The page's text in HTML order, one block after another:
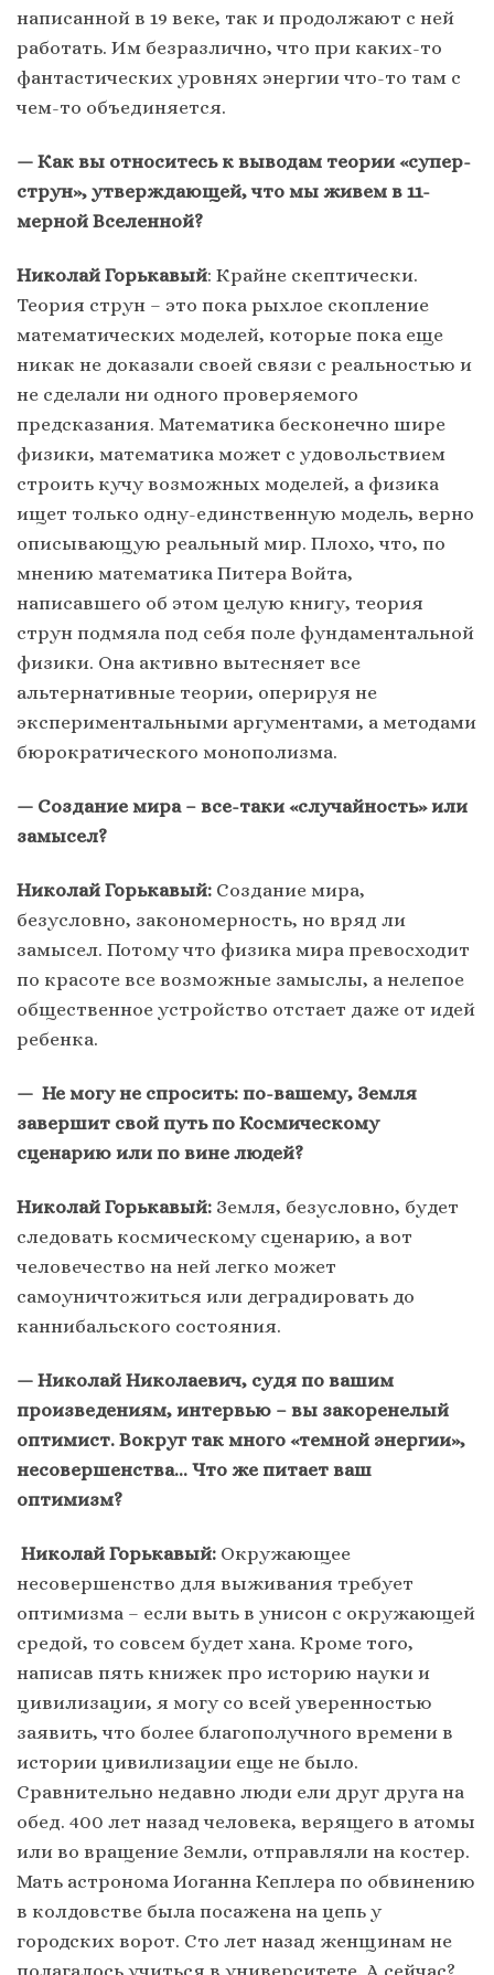
написанной в 19 веке, так и продолжают с ней
работать. Им безразлично, что при каких-то
фантастических уровнях энергии что-то там с
чем-то объединяется.
— Как вы относитесь к выводам теории «супер-
струн», утверждающей, что мы живем в 11-
мерной Вселенной?
Николай Горькавый: Крайне скептически.
Теория струн – это пока рыхлое скопление
математических моделей, которые пока еще
никак не доказали своей связи с реальностью и
не сделали ни одного проверяемого
предсказания. Математика бесконечно шире
физики, математика может с удовольствием
строить кучу возможных моделей, а физика
ищет только одну-единственную модель, верно
описывающую реальный мир. Плохо, что, по
мнению математика Питера Войта,
написавшего об этом целую книгу, теория
струн подмяла под себя поле фундаментальной
физики. Она активно вытесняет все
альтернативные теории, оперируя не
экспериментальными аргументами, а методами
бюрократического монополизма.
— Создание мира – все-таки «случайность» или
замысел?
Николай Горькавый: Создание мира,
безусловно, закономерность, но вряд ли
замысел. Потому что физика мира превосходит
по красоте все возможные замыслы, а нелепое
общественное устройство отстает даже от идей
ребенка.
— Не могу не спросить: по-вашему, Земля
завершит свой путь по Космическому
сценарию или по вине людей?
Николай Горькавый: Земля, безусловно, будет
следовать космическому сценарию, а вот
человечество на ней легко может
самоуничтожиться или деградировать до
каннибальского состояния.
— Николай Николаевич, судя по вашим
произведениям, интервью – вы закоренелый
оптимист. Вокруг так много «темной энергии»,
несовершенства… Что же питает ваш
оптимизм?
Николай Горькавый: Окружающее
несовершенство для выживания требует
оптимизма – если выть в унисон с окружающей
средой, то совсем будет хана. Кроме того,
написав пять книжек про историю науки и
цивилизации, я могу со всей уверенностью
заявить, что более благополучного времени в
истории цивилизации еще не было.
Сравнительно недавно люди ели друг друга на
обед. 400 лет назад человека, верящего в атомы
или во вращение Земли, отправляли на костер.
Мать астронома Иоганна Кеплера по обвинению
в колдовстве была посажена на цепь у
городских ворот. Сто лет назад женщинам не